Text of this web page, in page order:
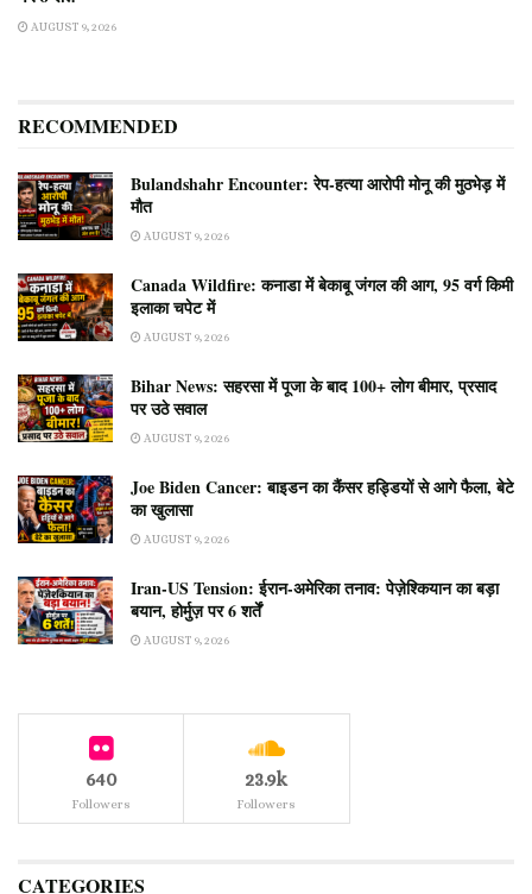
AUGUST 9, 2026
RECOMMENDED
Bulandshahr Encounter: रेप-हत्या आरोपी मोनू की मुठभेड़ में
मौत
AUGUST 9, 2026
Canada Wildfire: कनाडा में बेकाबू जंगल की आग, 95 वर्ग किमी
इलाका चपेट में
AUGUST 9, 2026
Bihar News: सहरसा में पूजा के बाद 100+ लोग बीमार, प्रसाद
पर उठे सवाल
AUGUST 9, 2026
Joe Biden Cancer: बाइडन का कैंसर हड्डियों से आगे फैला, बेटे
का खुलासा
AUGUST 9, 2026
Iran-US Tension: ईरान-अमेरिका तनाव: पेज़ेश्कियान का बड़ा
बयान, होर्मुज़ पर 6 शर्तें
AUGUST 9, 2026
640
Followers
23.9k
Followers
CATEGORIES